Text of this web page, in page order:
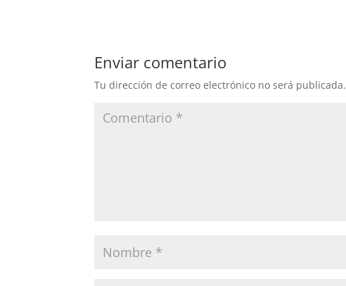
Enviar comentario
Tu dirección de correo electrónico no será publicada.